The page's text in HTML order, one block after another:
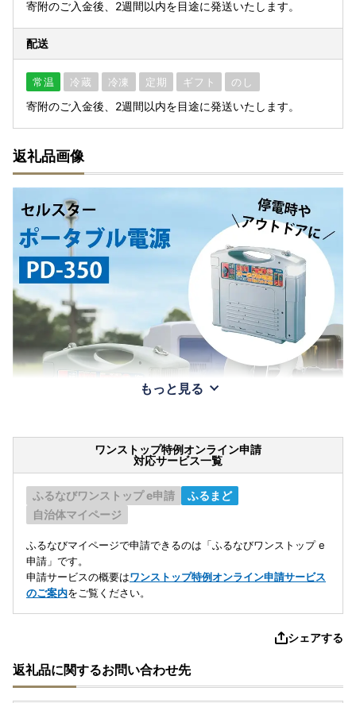
寄附のご入金後、2週間以内を目途に発送いたします。
配送
常温 冷蔵 冷凍 定期 ギフト のし
寄附のご入金後、2週間以内を目途に発送いたします。
返礼品画像
もっと見る
ワンストップ特例オンライン申請
対応サービス一覧
ふるなびワンストップ e申請
ふるまど
自治体マイページ
ふるなびマイページで申請できるのは「ふるなびワンストップ e
申請」です。
申請サービスの概要はワンストップ特例オンライン申請サービス
のご案内をご覧ください。
シェアする
返礼品に関するお問い合わせ先